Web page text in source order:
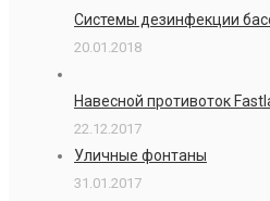
Системы дезинфекции
20.01.2018
Навесной противоток
22.12.2017
Уличные фонтаны
31.01.2017